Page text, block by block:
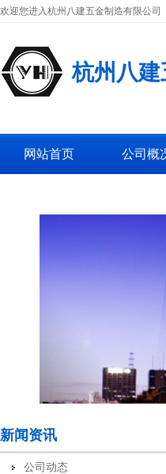
欢迎您进入杭州八建五金制造有限公司
杭州八建
网站首页 公司概
新闻资讯
公司动态